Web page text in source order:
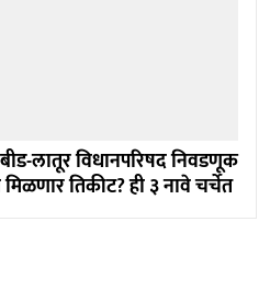
लातूर विधानपरिषद निवडणूक
तिकीट? ही ३ नावे चर्चेत